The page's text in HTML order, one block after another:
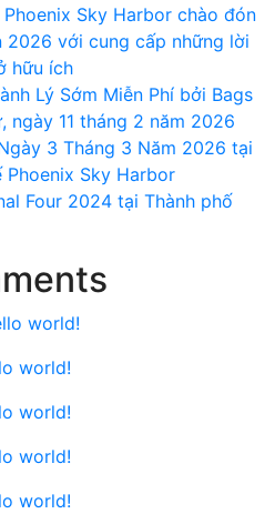
Sky Harbor chào đón
2026 với cung cấp những lời
hữu ích
Lý Sớm Miễn Phí bởi Bags
ngày 11 tháng 2 năm 2026
3 Tháng 3 Năm 2026 tại
Phoenix Sky Harbor
Four 2024 tại ​Thành phố
world!
world!
world!
world!
world!